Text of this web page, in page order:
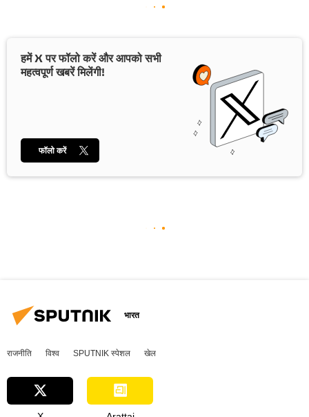
हमें X पर फॉलो करें और आपको सभी
महत्वपूर्ण खबरें मिलेंगी!
फॉलो करें
भारत
राजनीति विश्व SPUTNIK स्पेशल खेल